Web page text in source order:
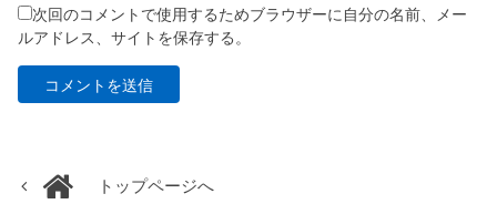
次回のコメントで使用するためブラウザーに自分の名前、メー
ルアドレス、サイトを保存する。
トップページへ